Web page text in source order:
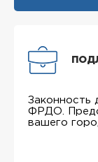
Законность
ФРДО.
вашего